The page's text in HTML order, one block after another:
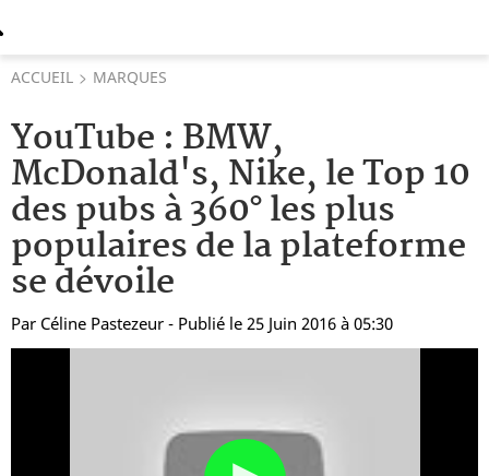
ACCUEIL MARQUES
YouTube : BMW,
McDonald's, Nike, le Top 10
des pubs à 360° les plus
populaires de la plateforme
se dévoile
Par Céline Pastezeur - Publié le 25 Juin 2016 à 05:30